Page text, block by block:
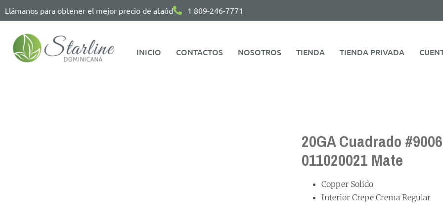
Llámanos para obtener el mejor precio de ataúd 1 809-246-7771
INICIO CONTACTOS NOSOTROS TIENDA TIENDA PRIVADA
20GA Cuadrado #9006
011020021 Mate
Copper Solido
Interior Crepe Crema Regular